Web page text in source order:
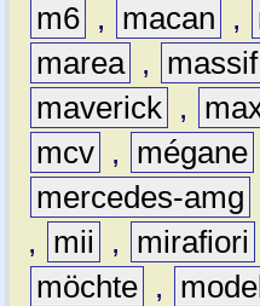
m6 , macan ,
marea , massif
maverick ,
mcv , mégane
mercedes-amg
,
mii , mirafiori
möchte , model